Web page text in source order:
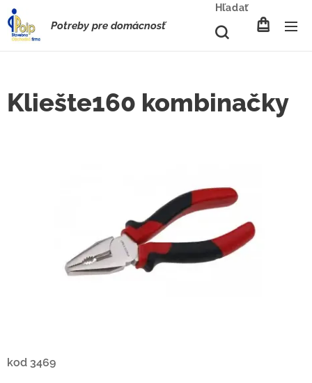
Potreby pre domácnosť
Hľadať
Kliešte160 kombinačky
kod 3469